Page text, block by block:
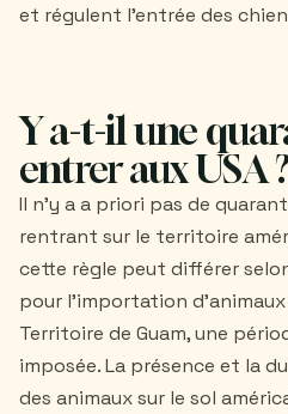
et régulent l'entrée des
Y a-t-il une
entrer aux USA
Il n'y a a priori pas de
rentrant sur le territoire
cette règle peut différer
pour l’importation
Territoire de Guam, une
imposée. La présence et la
des animaux sur le sol